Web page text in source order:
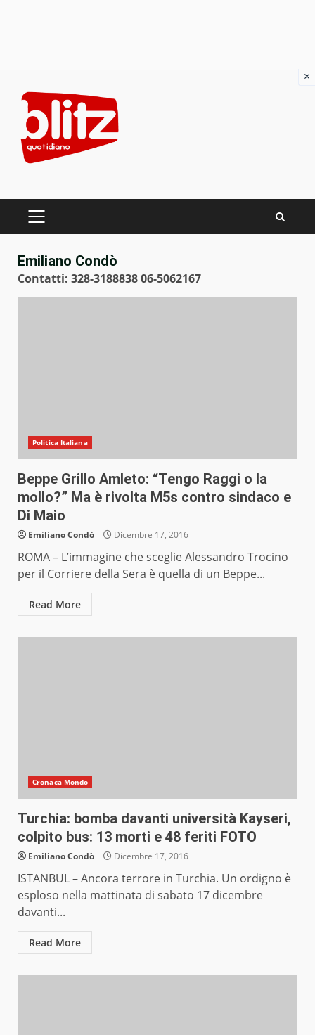
content
PRIMARY
Emiliano Condò
Contatti: 328-3188838 06-5062167
Politica Italiana
Beppe Grillo Amleto: “Tengo Raggi o la
mollo?” Ma è rivolta M5s contro sindaco e
Di Maio
Emiliano Condò Dicembre 17, 2016
ROMA – L’immagine che sceglie Alessandro Trocino
per il Corriere della Sera è quella di un Beppe...
Read More
Cronaca Mondo
Turchia: bomba davanti università Kayseri,
colpito bus: 13 morti e 48 feriti FOTO
Emiliano Condò Dicembre 17, 2016
ISTANBUL – Ancora terrore in Turchia. Un ordigno è
esploso nella mattinata di sabato 17 dicembre
davanti...
Read More
×